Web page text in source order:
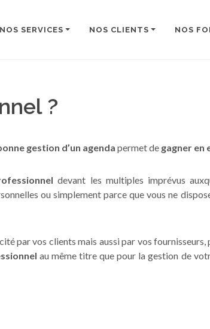
NOS SERVICES NOS CLIENTS NOS
?
gestion d’un agenda permet de gagner en
devant les multiples imprévus
ou simplement parce que vous ne
par vos clients mais aussi par vos
au même titre que pour la gestion de